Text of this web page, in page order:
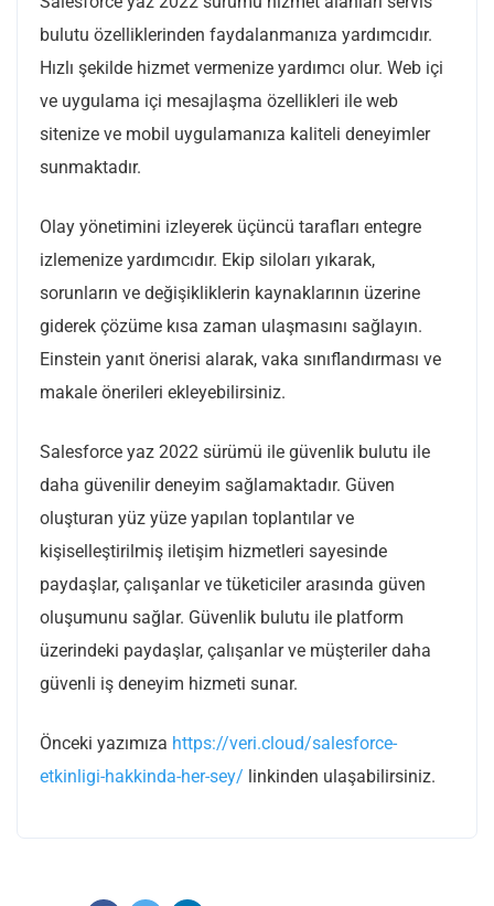
bulutu özelliklerinden faydalanmanıza yardımcıdır.
Hızlı şekilde hizmet vermenize yardımcı olur. Web içi
ve uygulama içi mesajlaşma özellikleri ile web
sitenize ve mobil uygulamanıza kaliteli deneyimler
sunmaktadır.
Olay yönetimini izleyerek üçüncü tarafları entegre
izlemenize yardımcıdır. Ekip siloları yıkarak,
sorunların ve değişikliklerin kaynaklarının üzerine
giderek çözüme kısa zaman ulaşmasını sağlayın.
Einstein yanıt önerisi alarak, vaka sınıflandırması ve
makale önerileri ekleyebilirsiniz.
Salesforce yaz 2022 sürümü ile güvenlik bulutu ile
daha güvenilir deneyim sağlamaktadır. Güven
oluşturan yüz yüze yapılan toplantılar ve
kişiselleştirilmiş iletişim hizmetleri sayesinde
paydaşlar, çalışanlar ve tüketiciler arasında güven
oluşumunu sağlar. Güvenlik bulutu ile platform
üzerindeki paydaşlar, çalışanlar ve müşteriler daha
güvenli iş deneyim hizmeti sunar.
Önceki yazımıza https://veri.cloud/salesforce-
etkinligi-hakkinda-her-sey/ linkinden ulaşabilirsiniz.